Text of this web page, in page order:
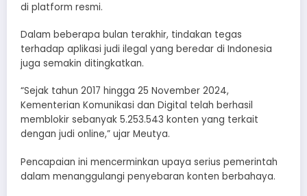
di platform resmi.
Dalam beberapa bulan terakhir, tindakan tegas
terhadap aplikasi judi ilegal yang beredar di Indonesia
juga semakin ditingkatkan.
“Sejak tahun 2017 hingga 25 November 2024,
Kementerian Komunikasi dan Digital telah berhasil
memblokir sebanyak 5.253.543 konten yang terkait
dengan judi online,” ujar Meutya.
Pencapaian ini mencerminkan upaya serius pemerintah
dalam menanggulangi penyebaran konten berbahaya.